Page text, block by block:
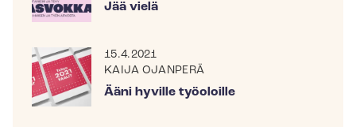
Jää vielä
15.4.2021
KAIJA OJANPERÄ
Ääni hyville työoloille